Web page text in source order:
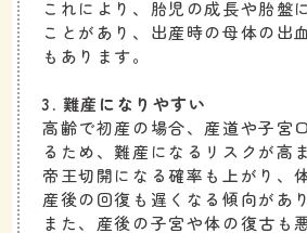
これにより、胎児の成長や胎盤
ことがあり、出産時の母体の出
もあります。
3. 難産になりやすい
高齢で初産の場合、産道や子宮
るため、難産になるリスクが高
帝王切開になる確率も上がり、
産後の回復も遅くなる傾向があ
また、産後の子宮や体の復古も